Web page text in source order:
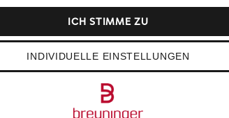
INDIVIDUELLE EINSTELLUNGEN
ICH STIMME ZU